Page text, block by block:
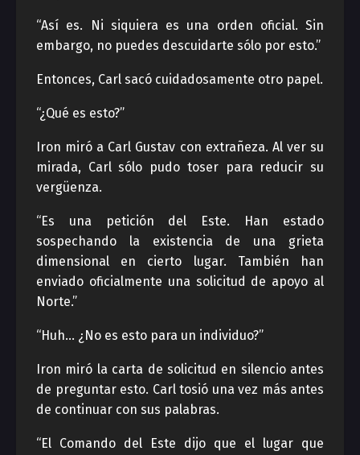
“Así es. Ni siquiera es una orden oficial. Sin
embargo, no puedes descuidarte sólo por esto.”
Entonces, Carl sacó cuidadosamente otro papel.
“¿Qué es esto?”
Iron miró a Carl Gustav con extrañeza. Al ver su
mirada, Carl sólo pudo toser para reducir su
vergüenza.
“Es una petición del Este. Han estado
sospechando la existencia de una grieta
dimensional en cierto lugar. También han
enviado oficialmente una solicitud de apoyo al
Norte.”
“Huh… ¿No es esto para un individuo?”
Iron miró la carta de solicitud en silencio antes
de preguntar esto. Carl tosió una vez más antes
de continuar con sus palabras.
“El Comando del Este dijo que el lugar que